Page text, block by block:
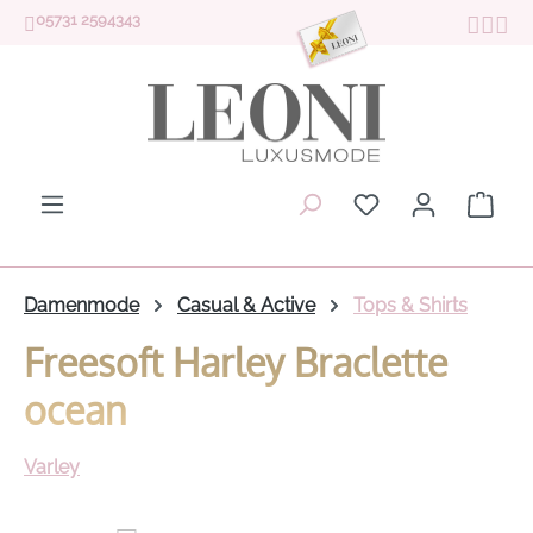
Zum Hauptinhalt springen
05731 2594343
Du hast 0
Damenmode Casual & Active Tops & Shirts
Freesoft Harley Braclette
ocean
Varley